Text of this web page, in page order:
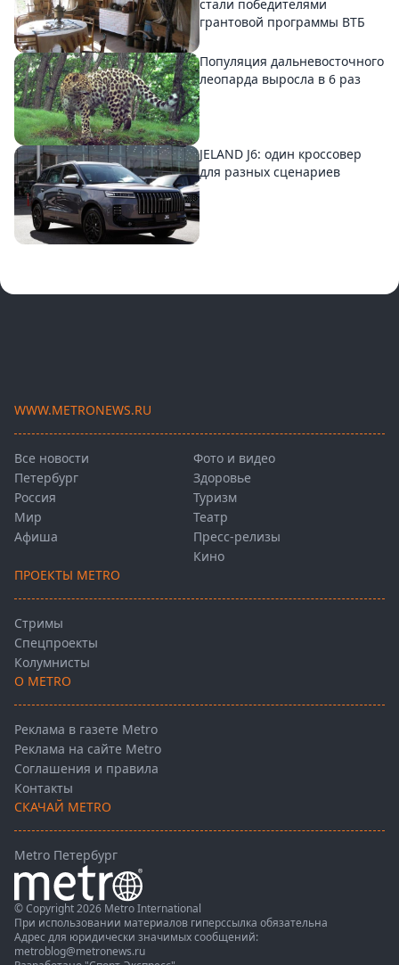
стали победителями
грантовой программы ВТБ
Популяция дальневосточного
леопарда выросла в 6 раз
JELAND J6: один кроссовер
для разных сценариев
WWW.METRONEWS.RU
Все новости
Петербург
Россия
Мир
Афиша
Фото и видео
Здоровье
Туризм
Театр
Пресс-релизы
Кино
ПРОЕКТЫ METRO
Стримы
Спецпроекты
Колумнисты
О METRO
Реклама в газете Metro
Реклама на сайте Metro
Соглашения и правила
Контакты
СКАЧАЙ METRO
Metro Петербург
© Copyright 2026 Metro International
При использовании материалов гиперссылка обязательна
Адрес для юридически значимых сообщений:
metroblog@metronews.ru